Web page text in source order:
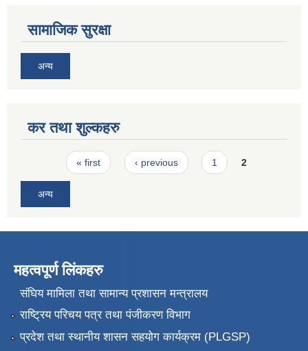
सामाजिक सुरक्षा
अन्य
कर तथा शुल्कहरु
Pages« first ‹ previous 1 2
अन्य
महत्वपूर्ण लिंकहरु
संघिय मामिला तथा सामान्य प्रशासन मन्त्रालय
राष्ट्रिय परिचय पत्र तथा पंजीकरण विभाग
प्रदेश तथा स्थानीय शासन सहयोग कार्यक्रम (PLGSP)